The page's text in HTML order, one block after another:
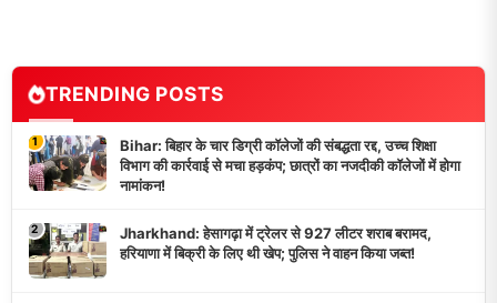
TRENDING POSTS
1
Bihar: बिहार के चार डिग्री कॉलेजों की संबद्धता रद्द, उच्च शिक्षा
विभाग की कार्रवाई से मचा हड़कंप; छात्रों का नजदीकी कॉलेजों में होगा
नामांकन!
2
Jharkhand: हेसागढ़ा में ट्रेलर से 927 लीटर शराब बरामद,
हरियाणा में बिक्री के लिए थी खेप; पुलिस ने वाहन किया जब्त!